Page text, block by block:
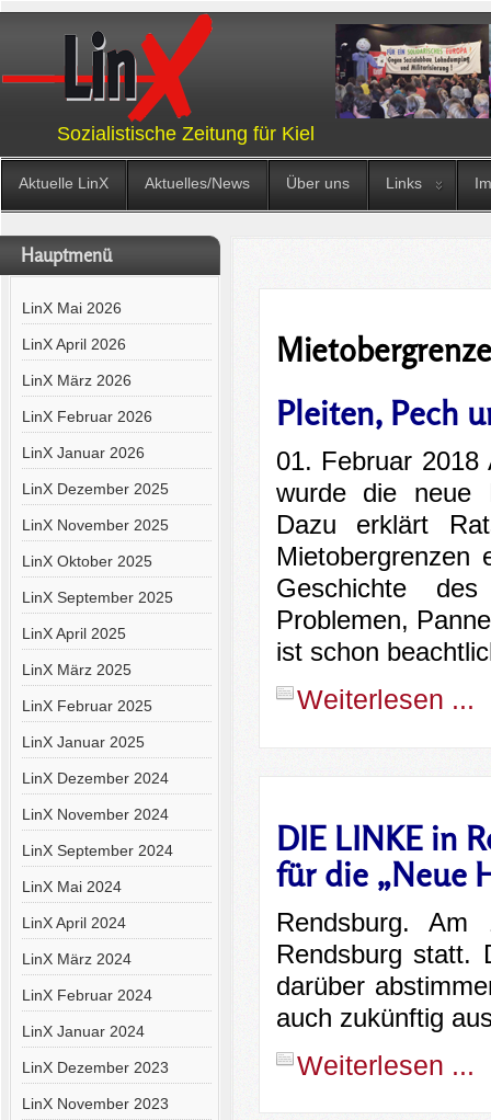
Sozialistische Zeitung für Kiel
Aktuelle LinX Aktuelles/News Über uns Links
Hauptmenü
LinX Mai 2026
LinX April 2026
LinX März 2026
LinX Februar 2026
LinX Januar 2026
LinX Dezember 2025
LinX November 2025
LinX Oktober 2025
LinX September 2025
LinX April 2025
LinX März 2025
LinX Februar 2025
LinX Januar 2025
LinX Dezember 2024
LinX November 2024
LinX September 2024
LinX Mai 2024
LinX April 2024
LinX März 2024
LinX Februar 2024
LinX Januar 2024
LinX Dezember 2023
LinX November 2023
Mietobergrenze
Pleiten, Pech
01. Februar 2018
wurde die neue
Dazu erklärt
Mietobergrenzen
Geschichte
Problemen,
ist schon
Weiterlesen ...
DIE LINKE in
für die „Neue
Rendsburg.
Rendsburg statt.
darüber
auch zukünftig
Weiterlesen ...